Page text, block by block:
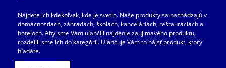
Nájdete ich kdekoľvek, kde je svetlo. Naše produkty sa nachádzajú v
domácnostiach, záhradách, školách, kanceláriách, reštauráciách a
hoteloch. Aby sme Vám uľahčili nájdenie zaujímavého produktu,
rozdelili sme ich do kategórií. Uľahčuje Vám to nájsť produkt, ktorý
hľadáte.